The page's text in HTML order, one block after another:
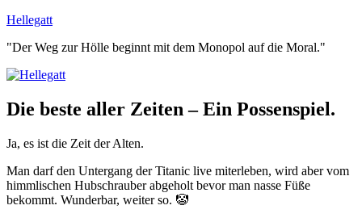
Zum
springen
Hellegatt
"Der Weg zur Hölle beginnt mit dem Monopol auf die Moral."
Die beste aller Zeiten – Ein Possenspiel.
Ja, es ist die Zeit der Alten.
Man darf den Untergang der Titanic live miterleben, wird aber vom
himmlischen Hubschrauber abgeholt bevor man nasse Füße
bekommt. Wunderbar, weiter so. 🤡